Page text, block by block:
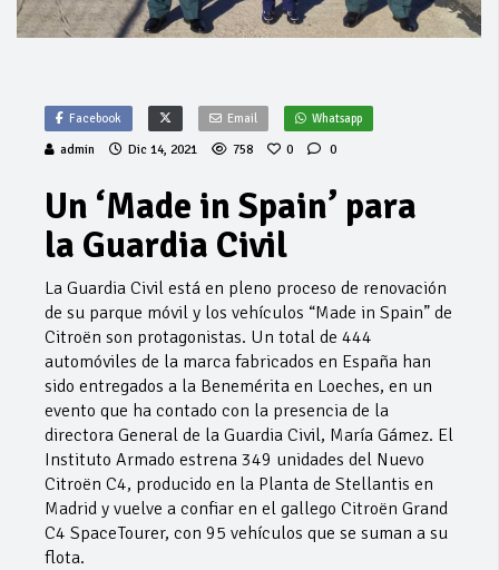
Facebook Email Whatsapp
admin Dic 14, 2021 758 0 0
Un ‘Made in Spain’ para
la Guardia Civil
La Guardia Civil está en pleno proceso de renovación
de su parque móvil y los vehículos “Made in Spain” de
Citroën son protagonistas. Un total de 444
automóviles de la marca fabricados en España han
sido entregados a la Benemérita en Loeches, en un
evento que ha contado con la presencia de la
directora General de la Guardia Civil, María Gámez. El
Instituto Armado estrena 349 unidades del Nuevo
Citroën C4, producido en la Planta de Stellantis en
Madrid y vuelve a confiar en el gallego Citroën Grand
C4 SpaceTourer, con 95 vehículos que se suman a su
flota.